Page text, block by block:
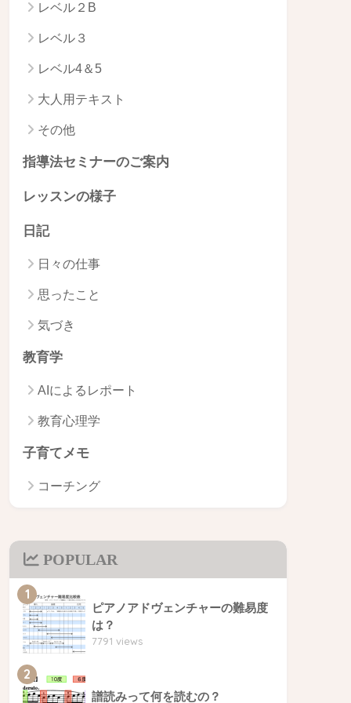
レベル２B
レベル３
レベル4＆5
大人用テキスト
その他
指導法セミナーのご案内
レッスンの様子
日記
日々の仕事
思ったこと
気づき
教育学
AIによるレポート
教育心理学
子育てメモ
コーチング
POPULAR
1
ピアノアドヴェンチャーの難易度
は？
7791 views
2
譜読みって何を読むの？